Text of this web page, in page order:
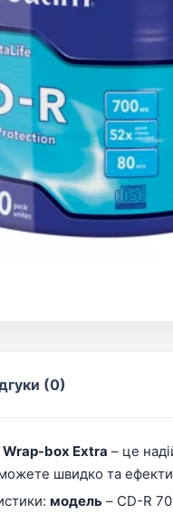
(0)
box Extra – це
швидко та
модель – CD-R